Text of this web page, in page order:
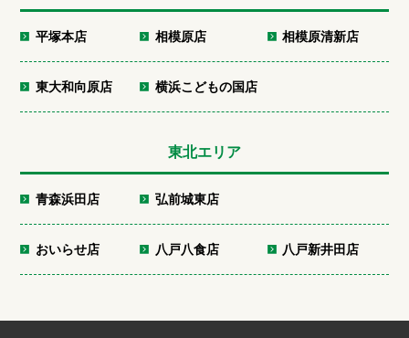
平塚本店 相模原店 相模原清新店
東大和向原店 横浜こどもの国店
東北エリア
青森浜田店 弘前城東店
おいらせ店 八戸八食店 八戸新井田店